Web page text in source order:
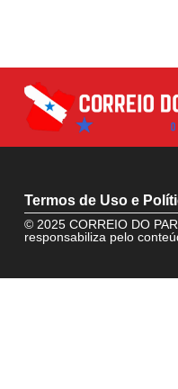
Termos de Uso e
© 2025 CORREIO DO
responsabiliza pelo